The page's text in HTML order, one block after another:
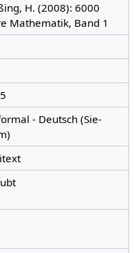
H. (2008): 6000
Mathematik, Band 1
- Deutsch (Sie-